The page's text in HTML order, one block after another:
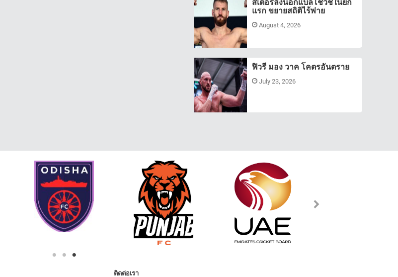
สเตอร์ลิงน็อกแบลโชวิชในยก
แรก ขยายสถิติไร้พ่าย
August 4, 2026
ฟิวรี มอง วาค โคตรอันตราย
July 23, 2026
ติดต่อเรา